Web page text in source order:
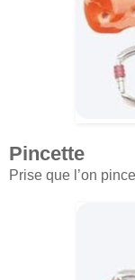
Pincette
Prise que l’on